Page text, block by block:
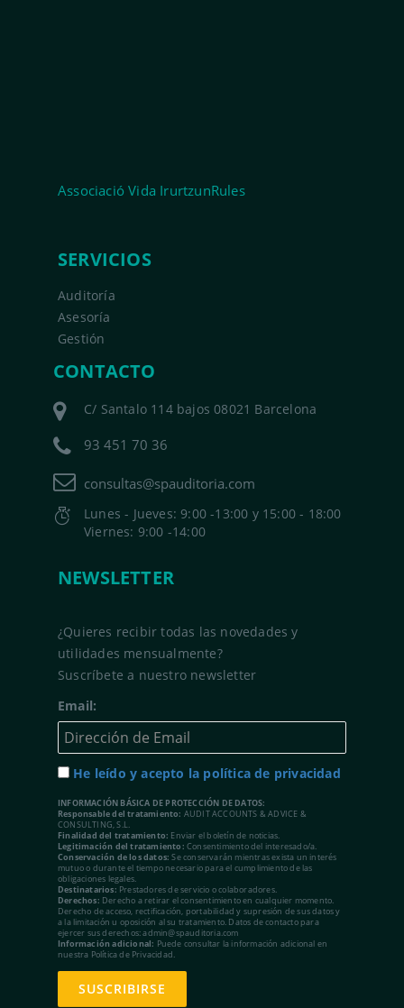
Associació Vida IrurtzunRules
SERVICIOS
Auditoría
Asesoría
Gestión
CONTACTO
C/ Santalo 114 bajos 08021 Barcelona
93 451 70 36
consultas@spauditoria.com
Lunes - Jueves: 9:00 -13:00 y 15:00 - 18:00
Viernes: 9:00 -14:00
NEWSLETTER
¿Quieres recibir todas las novedades y
utilidades mensualmente?
Suscríbete a nuestro newsletter
Email:
He leído y acepto la política de privacidad
INFORMACIÓN BÁSICA DE PROTECCIÓN DE DATOS:
Responsable del tratamiento: AUDIT ACCOUNTS & ADVICE &
CONSULTING, S.L.
Finalidad del tratamiento: Enviar el boletín de noticias.
Legitimación del tratamiento: Consentimiento del interesado/a.
Conservación de los datos: Se conservarán mientras exista un interés
mutuo o durante el tiempo necesario para el cumplimiento de las
obligaciones legales.
Destinatarios: Prestadores de servicio o colaboradores.
Derechos: Derecho a retirar el consentimiento en cualquier momento.
Derecho de acceso, rectificación, portabilidad y supresión de sus datos y
a la limitación u oposición al su tratamiento. Datos de contacto para
ejercer sus derechos: admin@spauditoria.com
Información adicional: Puede consultar la información adicional en
nuestra Política de Privacidad.